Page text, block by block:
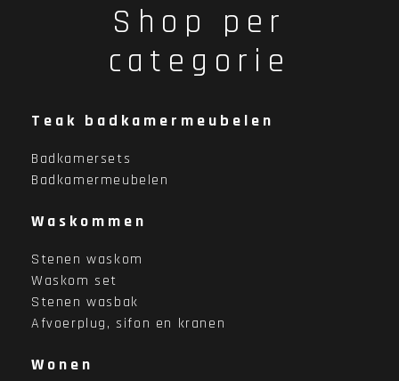
Shop per
categorie
Teak badkamermeubelen
Badkamersets
Badkamermeubelen
Waskommen
Stenen waskom
Waskom set
Stenen wasbak
Afvoerplug, sifon en kranen
Wonen